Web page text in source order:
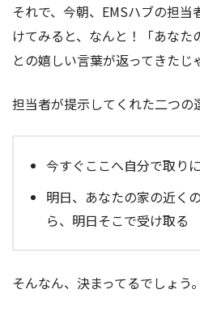
それで、今朝、EMSハブの担
けてみると、なんと！「あなた
との嬉しい言葉が返ってきたじ
担当者が提示してくれた二つの
今すぐここへ自分で取り
明日、あなたの家の近く
ら、明日そこで受け取る
そんなん、決まってるでしょう。